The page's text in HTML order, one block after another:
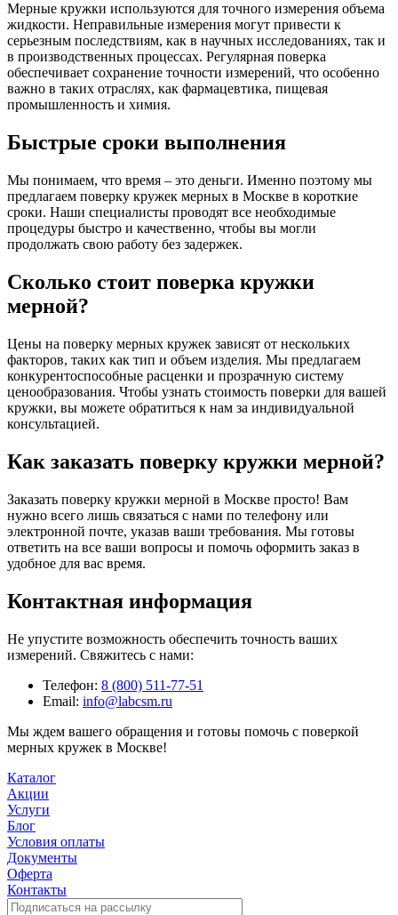
Мерные кружки используются для точного измерения объема
жидкости. Неправильные измерения могут привести к
серьезным последствиям, как в научных исследованиях, так и
в производственных процессах. Регулярная поверка
обеспечивает сохранение точности измерений, что особенно
важно в таких отраслях, как фармацевтика, пищевая
промышленность и химия.
Быстрые сроки выполнения
Мы понимаем, что время – это деньги. Именно поэтому мы
предлагаем поверку кружек мерных в Москве в короткие
сроки. Наши специалисты проводят все необходимые
процедуры быстро и качественно, чтобы вы могли
продолжать свою работу без задержек.
Сколько стоит поверка кружки
мерной?
Цены на поверку мерных кружек зависят от нескольких
факторов, таких как тип и объем изделия. Мы предлагаем
конкурентоспособные расценки и прозрачную систему
ценообразования. Чтобы узнать стоимость поверки для вашей
кружки, вы можете обратиться к нам за индивидуальной
консультацией.
Как заказать поверку кружки мерной?
Заказать поверку кружки мерной в Москве просто! Вам
нужно всего лишь связаться с нами по телефону или
электронной почте, указав ваши требования. Мы готовы
ответить на все ваши вопросы и помочь оформить заказ в
удобное для вас время.
Контактная информация
Не упустите возможность обеспечить точность ваших
измерений. Свяжитесь с нами:
Телефон: 8 (800) 511-77-51
Email: info@labcsm.ru
Мы ждем вашего обращения и готовы помочь с поверкой
мерных кружек в Москве!
Каталог
Акции
Услуги
Блог
Условия оплаты
Документы
Оферта
Контакты